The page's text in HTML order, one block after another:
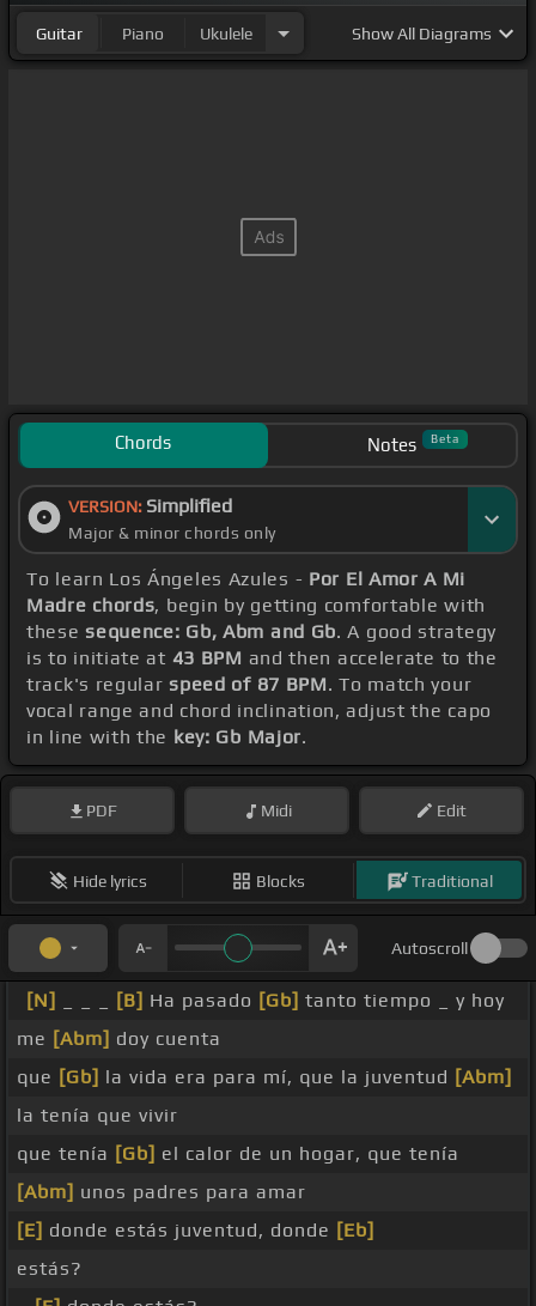
Guitar Piano Ukulele ShowAll Diagrams
Chords Notes Beta
VERSION: Simplified
Major & minor chords only
To learn Los Ángeles Azules - Por El Amor A Mi
Madre chords, begin by getting comfortable with
thesesequence: Gb, Abm and Gb. A good strategy
is to initiate at 43 BPM and then accelerate to the
track's regularspeed of 87 BPM. To match your
vocal range and chord inclination, adjust the capo
in line with the key: Gb Major.
PDF Midi Edit
Hide lyrics Blocks Traditional
Autoscroll
[N] [B] Ha pasado [Gb] tanto tiempo _ y hoy
me [Abm] doy cuenta
que [Gb] la vida era para mí, que la juventud [Abm]
la tenía que vivir
que tenía [Gb] el calor de un hogar, que tenía
[Abm] unos padres para amar
[E] donde estás juventud, donde [Eb]
estás?